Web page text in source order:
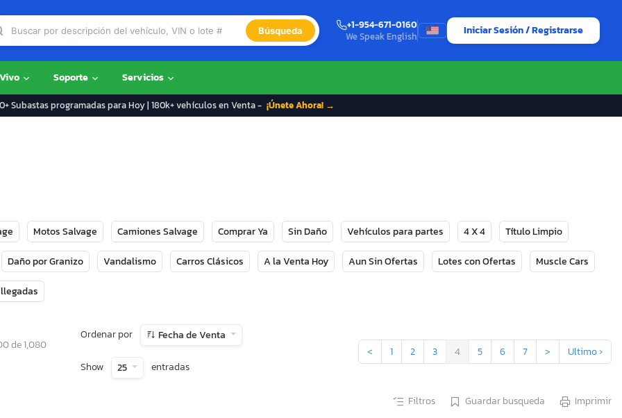
Búsqueda
+1-954-671-0160
We Speak English
Iniciar Sesión / Registrarse
Soporte Servicios
Subastas programadas para Hoy | 180k+ vehículos en Venta - ¡Únete Ahora! →
Motos Salvage Camiones Salvage Comprar Ya Sin Daño Vehículos para partes 4 X 4 Título Limpio
Daño por Granizo Vandalismo Carros Clásicos A la Venta Hoy Aun Sin Ofertas Lotes con Ofertas Muscle Cars
de 1,080
Ordenar por Fecha de Venta
Show 25 entradas
< 1 2 3 4 5 6 7 > Ultimo ›
Filtros Guardar busqueda Imprimir